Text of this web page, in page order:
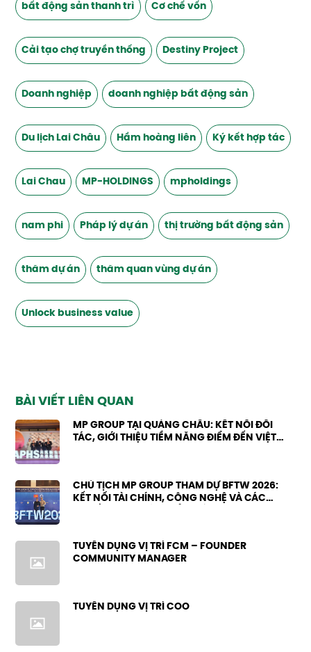
bất động sản thanh trì Cơ chế vốn
Cải tạo chợ truyền thống Destiny Project
Doanh nghiệp doanh nghiệp bất động sản
Du lịch Lai Châu Hầm hoàng liên Ký kết hợp tác
Lai Chau MP-HOLDINGS mpholdings
nam phi Pháp lý dự án thị trường bất động sản
thăm dự án thăm quan vùng dự án
Unlock business value
BÀI VIẾT LIÊN QUAN
MP GROUP TẠI QUẢNG CHÂU: KẾT NỐI ĐỐI
TÁC, GIỚI THIỆU TIỀM NĂNG ĐIỂM ĐẾN VIỆT
CHỦ TỊCH MP GROUP THAM DỰ BFTW 2026:
KẾT NỐI TÀI CHÍNH, CÔNG NGHỆ VÀ CÁC
TUYỂN DỤNG VỊ TRÍ FCM – FOUNDER
COMMUNITY MANAGER
TUYỂN DỤNG VỊ TRÍ COO